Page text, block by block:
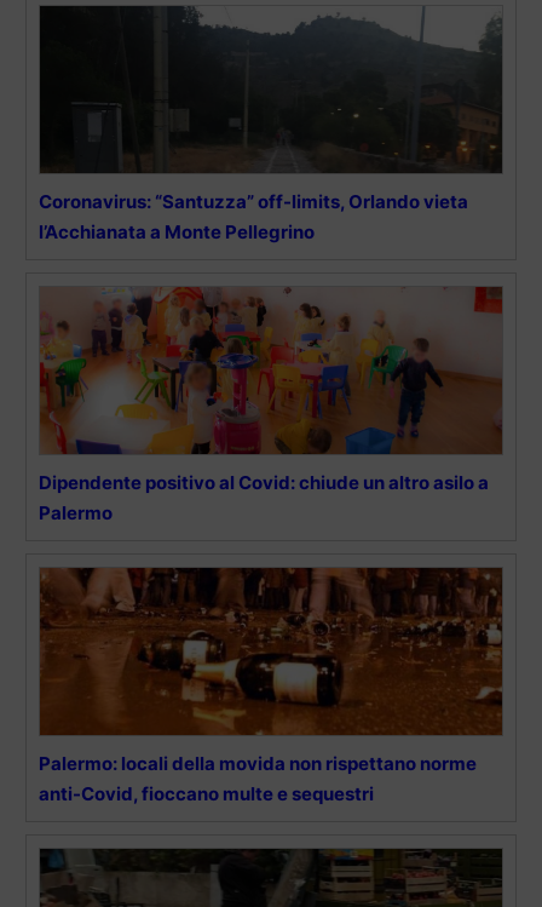
Coronavirus: “Santuzza” off-limits, Orlando vieta
l’Acchianata a Monte Pellegrino
Dipendente positivo al Covid: chiude un altro asilo a
Palermo
Palermo: locali della movida non rispettano norme
anti-Covid, fioccano multe e sequestri